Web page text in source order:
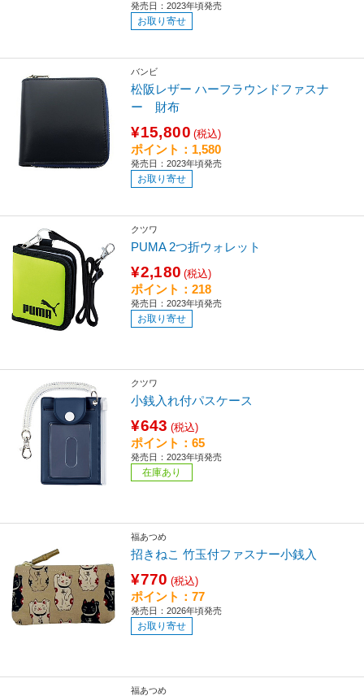
発売日：2023年頃発売
お取り寄せ
バンビ
松阪レザー ハーフラウンドファスナ
ー 財布
¥15,800 (税込)
ポイント：1,580
発売日：2023年頃発売
お取り寄せ
クツワ
PUMA 2つ折ウォレット
¥2,180 (税込)
ポイント：218
発売日：2023年頃発売
お取り寄せ
クツワ
小銭入れ付パスケース
¥643 (税込)
ポイント：65
発売日：2023年頃発売
在庫あり
福あつめ
招きねこ 竹玉付ファスナー小銭入
¥770 (税込)
ポイント：77
発売日：2026年頃発売
お取り寄せ
福あつめ